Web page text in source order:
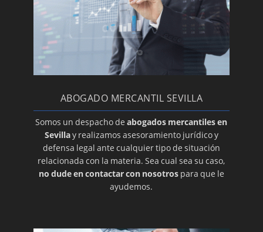
ABOGADO MERCANTIL SEVILLA
Somos un despacho deabogados mercantiles en
Sevillay realizamos asesoramiento jurídico y
defensa legal ante cualquier tipo de situación
relacionada con la materia. Sea cual sea su caso,
no dude en contactar con nosotrospara que le
ayudemos.